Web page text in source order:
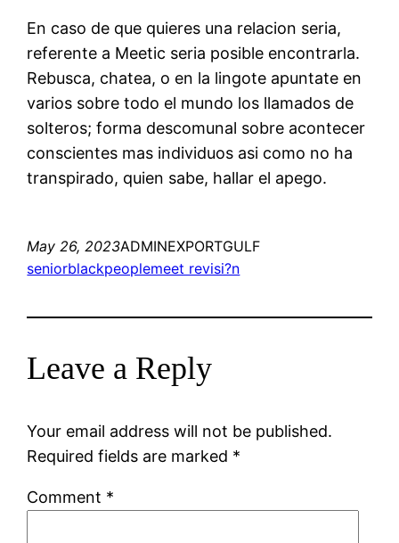
En caso de que quieres una relacion seria,
referente a Meetic seri­a posible encontrarla.
Rebusca, chatea, o en la lingote apuntate en
varios sobre todo el mundo los llamados de
solteros; forma descomunal sobre acontecer
conscientes mas individuos asi­ como no ha
transpirado, quien sabe, hallar el apego.
May 26, 2023ADMINEXPORTGULF
seniorblackpeoplemeet revisi?n
Leave a Reply
Your email address will not be published.
Required fields are marked *
Comment *